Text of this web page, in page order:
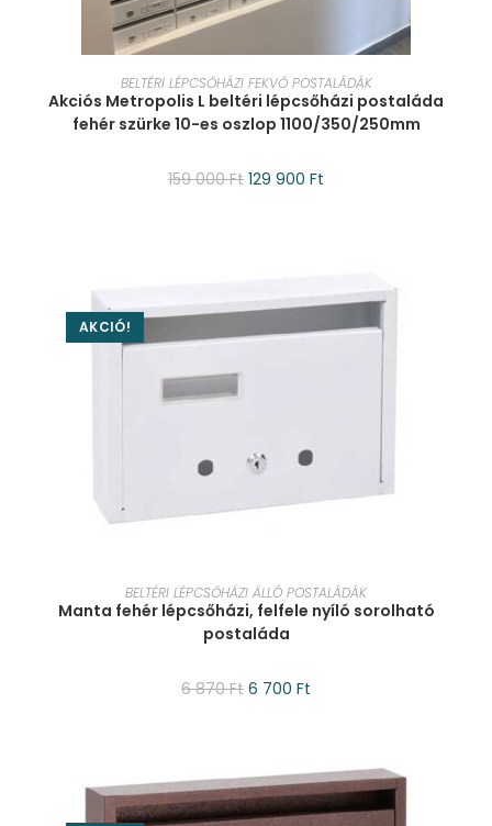
KOSÁRBA TESZEM
BELTÉRI LÉPCSŐHÁZI FEKVŐ POSTALÁDÁK
Akciós Metropolis L beltéri lépcsőházi postaláda
fehér szürke 10-es oszlop 1100/350/250mm
159 000Ft 129 900 Ft
AKCIÓ!
KOSÁRBA TESZEM
BELTÉRI LÉPCSŐHÁZI ÁLLÓ POSTALÁDÁK
Manta fehér lépcsőházi, felfele nyíló sorolható
postaláda
6 870Ft 6 700 Ft